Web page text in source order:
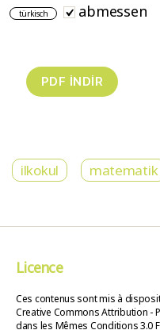
türkisch abmessen
ilkokul matematik
Licence
Ces contenus sont mis à
Creative Commons Attribution -
dans les Mêmes Conditions 3.0